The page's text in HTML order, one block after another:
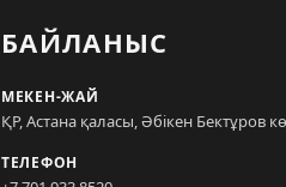
БАЙЛАНЫС
МЕКЕН-ЖАЙ
ҚР, Астана қаласы, Әбікен Бектұров
ТЕЛЕФОН